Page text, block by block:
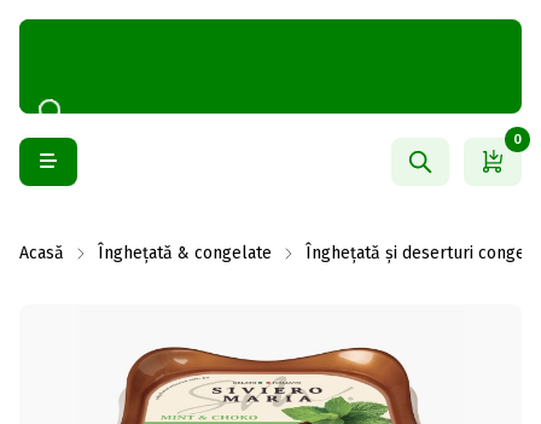
0
Acasă Înghețată & congelate Înghețată și deserturi